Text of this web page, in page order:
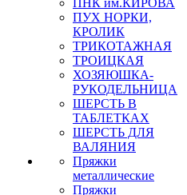
ПНК им.КИРОВА
ПУХ НОРКИ,
КРОЛИК
ТРИКОТАЖНАЯ
ТРОИЦКАЯ
ХОЗЯЮШКА-
РУКОДЕЛЬНИЦА
ШЕРСТЬ В
ТАБЛЕТКАХ
ШЕРСТЬ ДЛЯ
ВАЛЯНИЯ
Пряжки
металлические
Пряжки